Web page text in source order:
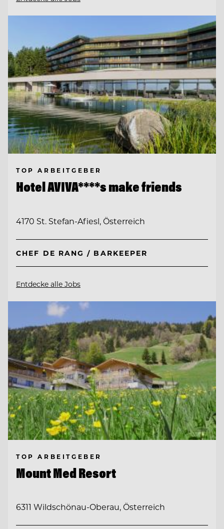
TOP ARBEITGEBER
Hotel AVIVA****s make friends
4170 St. Stefan-Afiesl, Österreich
CHEF DE RANG / BARKEEPER
Entdecke alle Jobs
TOP ARBEITGEBER
Mount Med Resort
6311 Wildschönau-Oberau, Österreich